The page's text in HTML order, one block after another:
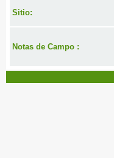
Sitio:
Notas de Campo :